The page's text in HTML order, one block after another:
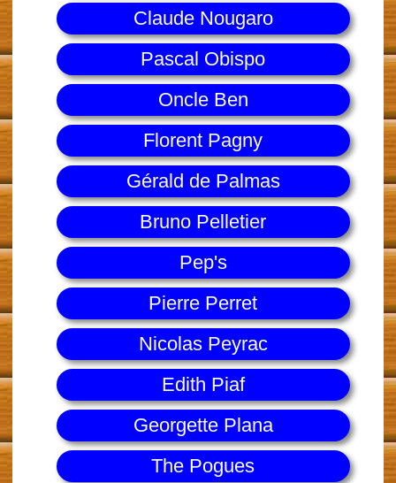
Claude Nougaro
Pascal Obispo
Oncle Ben
Florent Pagny
Gérald de Palmas
Bruno Pelletier
Pep's
Pierre Perret
Nicolas Peyrac
Edith Piaf
Georgette Plana
The Pogues